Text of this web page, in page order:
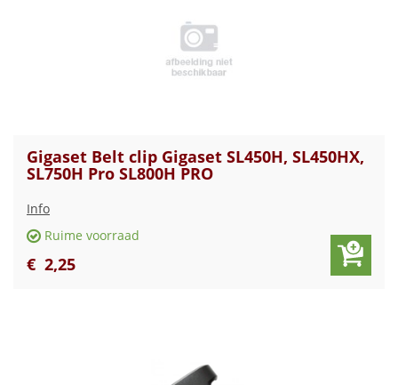
Gigaset Belt clip Gigaset SL450H, SL450HX,
SL750H Pro SL800H PRO
Info
Ruime voorraad
€ 2,25